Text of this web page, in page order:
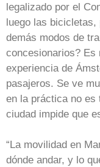
legalizado por el
luego las bicicletas,
demás modos de
concesionarios? Es
experiencia de
pasajeros. Se ve
en la práctica no es
ciudad impide que
“La movilidad en
dónde andar, y lo